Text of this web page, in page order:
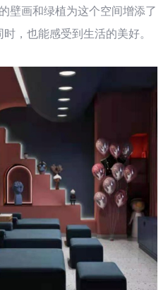
壁画和绿植为这个空间增添了
，也能感受到生活的美好。